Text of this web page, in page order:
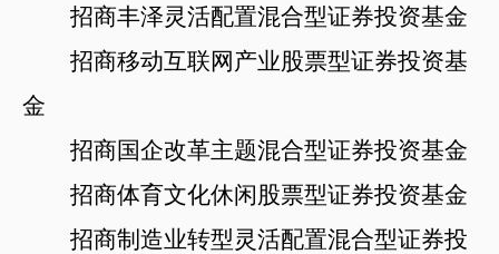
招商丰泽灵活配置混合型证券投资基金
招商移动互联网产业股票型证券投资基
金
招商国企改革主题混合型证券投资基金
招商体育文化休闲股票型证券投资基金
招商制造业转型灵活配置混合型证券投